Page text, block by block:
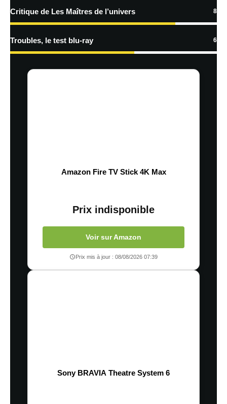
Critique de Les Maîtres de l’univers 8
Troubles, le test blu-ray 6
Amazon Fire TV Stick 4K Max
Prix indisponible
Voir sur Amazon
Prix mis à jour : 08/08/2026 07:39
Sony BRAVIA Theatre System 6